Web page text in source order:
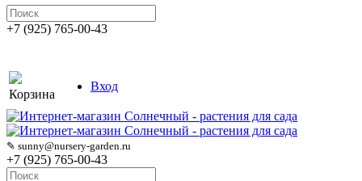
+7 (925) 765-00-43
Корзина
Вход
✎ sunny@nursery-garden.ru
+7 (925) 765-00-43